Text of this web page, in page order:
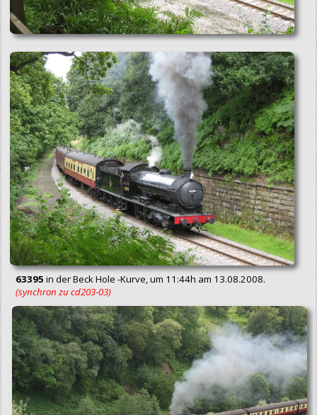
63395 in der Beck Hole -Kurve, um 11:44h am 13.08.2008.
(synchron zu cd203‑03)